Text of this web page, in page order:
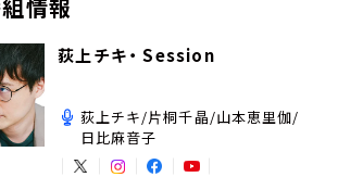
情報
荻上チキ・ Session
荻上チキ/片桐千晶/山本恵里伽/
日比麻音子